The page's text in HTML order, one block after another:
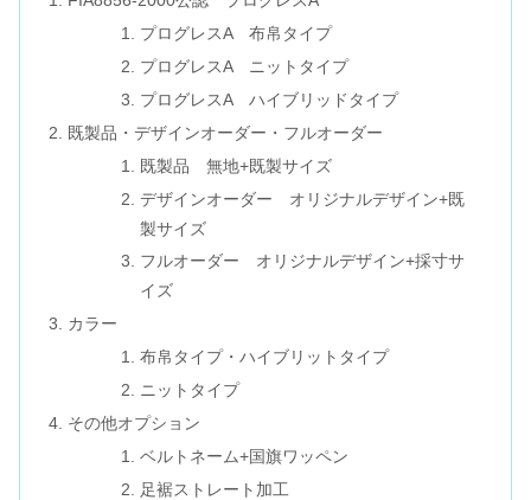
プログレスA 布帛タイプ
プログレスA ニットタイプ
プログレスA ハイブリッドタイプ
既製品・デザインオーダー・フルオーダー
既製品 無地+既製サイズ
デザインオーダー オリジナルデザイン+既
製サイズ
フルオーダー オリジナルデザイン+採寸サ
イズ
カラー
布帛タイプ・ハイブリットタイプ
ニットタイプ
その他オプション
ベルトネーム+国旗ワッペン
足裾ストレート加工